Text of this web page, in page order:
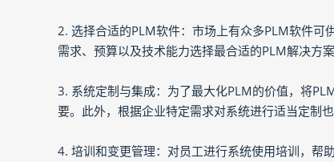
2. 选择合适的PLM软件：市场上有众多PLM软件可
需求、预算以及技术能力选择最合适的PLM解决方案
3. 系统定制与集成：为了最大化PLM的价值，将
要。此外，根据企业特定需求对系统进行适当定制也
4. 培训和变更管理：对员工进行系统使用培训，帮